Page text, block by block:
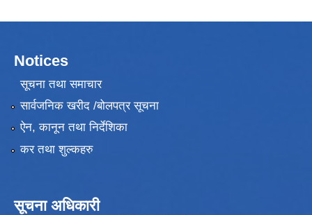
Notices
सूचना तथा समाचार
सार्वजनिक खरीद /बोलपत्र सूचना
ऐन, कानून तथा निर्देशिका
कर तथा शुल्कहरु
सूचना अधिकारी